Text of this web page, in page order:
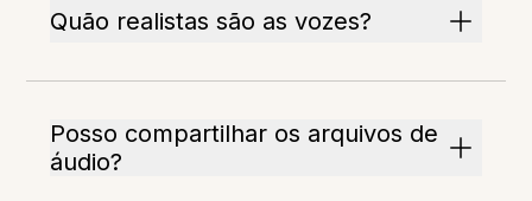
Quão realistas são as vozes?
Posso compartilhar os arquivos de
áudio?